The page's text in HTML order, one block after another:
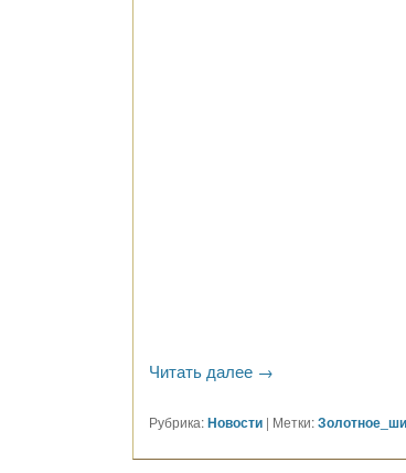
Читать далее →
Рубрика:Новости | Метки: